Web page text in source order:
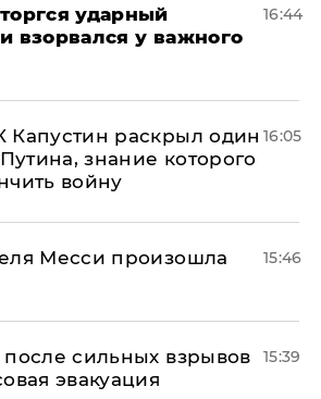
ударный
взорвался у важного
16:44
раскрыл один
знание которого
войну
16:05
Месси произошла
15:46
сильных взрывов
эвакуация
15:39